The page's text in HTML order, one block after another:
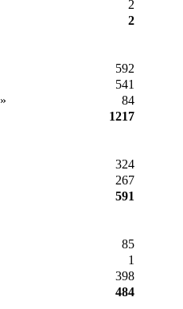
2
2
592
541
84
1217
324
267
591
85
1
398
484